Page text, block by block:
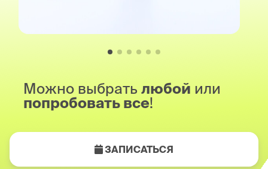
Можно выбрать любой или
попробовать все!
ЗАПИСАТЬСЯ